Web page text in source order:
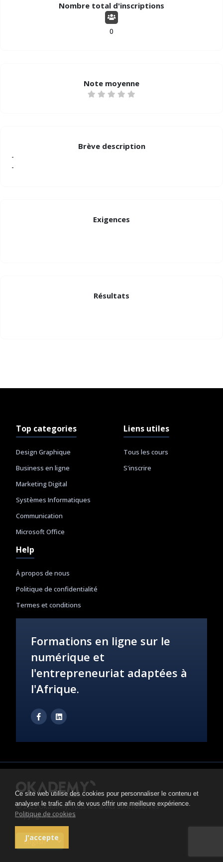
Ce site web utilise des cookies pour personnaliser le contenu et
analyser le trafic afin de vous offrir une meilleure expérience.
Politique de cookies
J'accepte
Nombre total d'inscriptions
0
Note moyenne
Brève description
-
-
Exigences
Résultats
Top categories
Design Graphique
Business en ligne
Marketing Digital
Systèmes Informatiques
Communication
Microsoft Office
Liens utiles
Tous les cours
S'inscrire
Help
À propos de nous
Politique de confidentialité
Termes et conditions
Formations en ligne sur le
numérique et
l'entrepreneuriat adaptées à
l'Afrique.
© 2023 Okademy, Tous les droits sont réservés
Copyright itot africa